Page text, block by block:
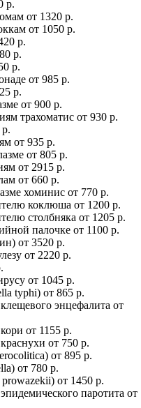
р.
от 1320 р.
от 1050 р.
р.
р.
р.
от 985 р.
р.
от 900 р.
трахоматис от 930 р.
от 935 р.
от 805 р.
от 2915 р.
от 660 р.
хоминис от 770 р.
коклюша от 1200 р.
столбняка от 1205 р.
палочке от 1100 р.
от 3520 р.
от 2220 р.
от 1045 р.
typhi) от 865 р.
энцефалита от
от 1155 р.
от 750 р.
от 895 р.
от 780 р.
от 1450 р.
паротита от